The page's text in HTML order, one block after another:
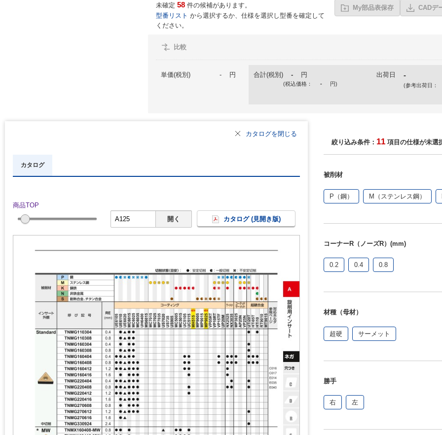
未確定 58 件の候補があります。
型番リスト から選択するか、仕様を選択し型番を確定して
ください。
My部品表保存 CADデ
比較
単価(税別) - 円 合計(税別) - 円
(税込価格： - 円)
出荷日 -
(参考出荷日：
カタログを閉じる
カタログ
商品TOP
開く
カタログ (見開き版)
絞り込み条件： 11 項目の仕様が未選
被削材
P（鋼） M（ステンレス鋼）
コーナーR（ノーズR）(mm)
0.2 0.4 0.8
材種（母材）
超硬 サーメット
勝手
右 左